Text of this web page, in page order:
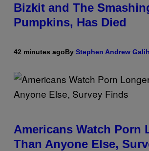
Bizkit and The
Pumpkins, Has Died
42 minutes agoBy Stephen Andrew
Americans Watch Porn
Than Anyone Else,